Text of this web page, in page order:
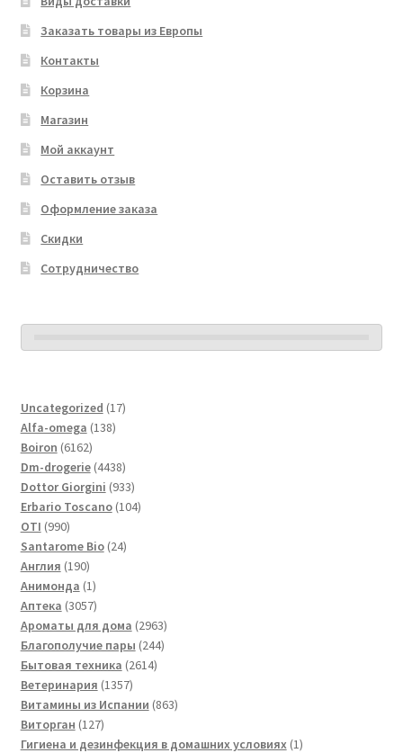
Заказать товары из Европы
Контакты
Корзина
Магазин
Мой аккаунт
Оставить отзыв
Оформление заказа
Скидки
Сотрудничество
Uncategorized 1717
Alfa-omega 138138
Boiron 61626162
товара
Dm-drogerie 44384438
товаров
Dottor Giorgini 933933
товара
Erbario Toscano 104104
OTI 990990
товаров
Santarome Bio 2424
Англия 190190
товаров
Анимонда 11
товар
Аптека 30573057
товаров
Ароматы для дома 29632963
товара
Благополучие пары 244244
Бытовая техника 26142614
Ветеринария 13571357
товаров
Витамины из Испании 863863
Виторган 127127
товаров
Гигиена и дезинфекция в домашних условиях 11